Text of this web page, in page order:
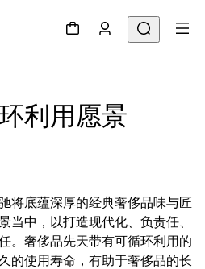
利用愿景
将底蕴深厚的经典奢侈品味与匠
当中，以打造现代化、负责任、
。奢侈品先天带有可循环利用的
的使用寿命，有助于奢侈品的长